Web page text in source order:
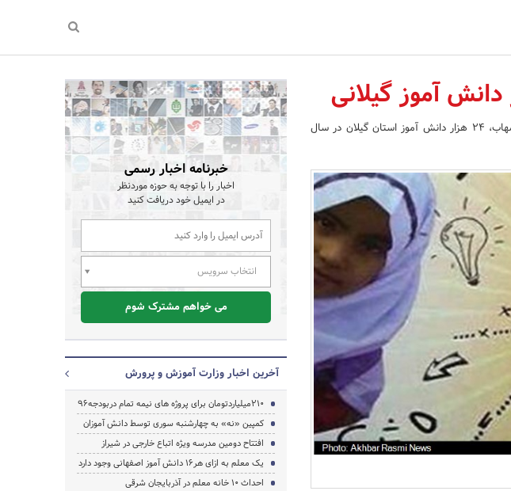
جستجو
در سومین سال اجرای برنامه شهاب، 24 هزار دانش آموز استان گیلان در سال
خبرنامه اخبار رسمی
اخبار را با توجه به حوزه موردنظر
در ایمیل خود دریافت کنید
انتخاب سرویس
می خواهم مشترک شوم
آخرین اخبار وزارت آموزش و پرورش
210میلیاردتومان برای پروژه های نیمه تمام دربودجه96
کمپین «نه» به چهارشنبه سوری توسط دانش آموزان
افتتاح دومین مدرسه ویژه اتباع خارجی در شیراز
یک معلم به ازای هر16 دانش آموز اصفهانی وجود دارد
احداث ۱۰ خانه معلم در آذربایجان شرقی